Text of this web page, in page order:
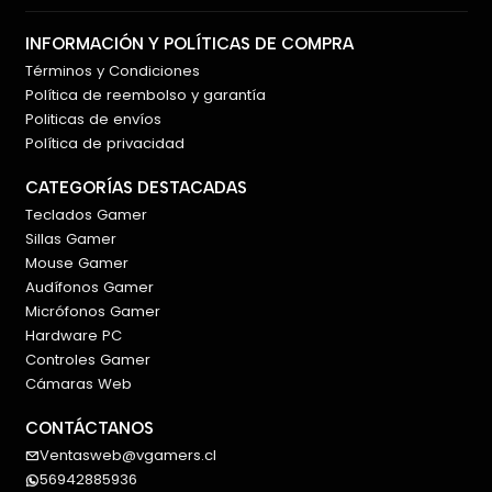
🎮 Gaming móvil con calidad de consola
⚡ Respuesta inmediata sin latencia
🔥 Inmersión con vibración avanzada
🌈 Diseño premium con RGB
rendimiento, precisión y comodidad.
INFORMACIÓN Y POLÍTICAS DE COMPRA
Términos y Condiciones
Política de reembolso y garantía
Politicas de envíos
Política de privacidad
CATEGORÍAS DESTACADAS
Teclados Gamer
Sillas Gamer
Mouse Gamer
Audífonos Gamer
Micrófonos Gamer
Hardware PC
Controles Gamer
Cámaras Web
CONTÁCTANOS
Ventasweb@vgamers.cl
56942885936